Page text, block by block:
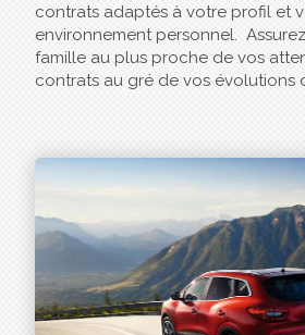
contrats adaptés à votre profil et
environnement personnel.
famille au plus proche de vos
contrats au gré de vos évolutions